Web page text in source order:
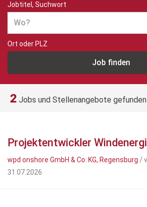
Jobtitel, Suchwort
Ort oder PLZ
2 Jobs und Stellenangebote gefunden
Projektentwickler
wpd onshore GmbH & Co. KG, Regensburg /
31.07.2026